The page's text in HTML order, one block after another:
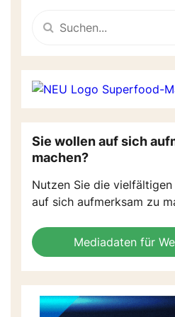
Sie wollen auf sich
machen?
Nutzen Sie die
auf sich aufmerksam zu
Mediadaten für